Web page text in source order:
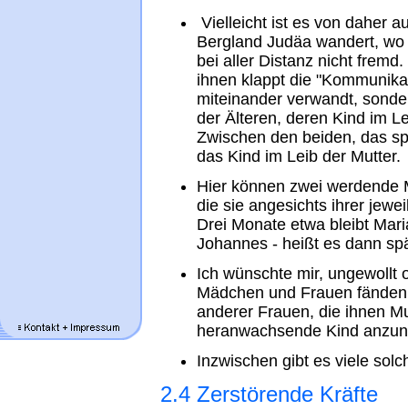
Vielleicht ist es von daher
Bergland Judäa wandert,
bei aller Distanz nicht
ihnen klappt die
miteinander verwandt,
der Älteren, deren Kind im
Zwischen den beiden, das
das Kind im Leib der Mutter.
Hier können zwei werdende
die sie angesichts ihrer
Drei Monate etwa bleibt
Johannes - heißt es dann
Ich wünschte mir, ungewollt
Mädchen und Frauen
anderer Frauen, die ihnen
heranwachsende Kind
Inzwischen gibt es viele
2.4 Zerstörende Kräfte